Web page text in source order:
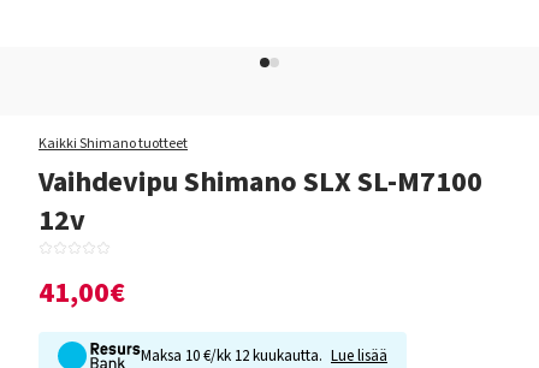
Kaikki Shimano tuotteet
Vaihdevipu Shimano SLX SL-M7100
12v
41,00€
Maksa 10 €/kk 12 kuukautta. Lue lisää